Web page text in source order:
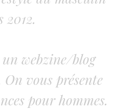
2012.
un webzine/blog
vous présente
pour hommes.